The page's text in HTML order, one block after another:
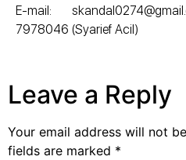
E-mail:
7978046 (Syarief Acil)
Leave a Reply
Your email address will not
fields are marked *